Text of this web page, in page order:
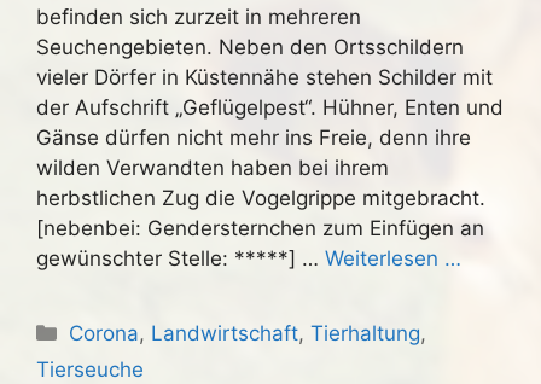
befinden sich zurzeit in mehreren
Seuchengebieten. Neben den Ortsschildern
vieler Dörfer in Küstennähe stehen Schilder mit
der Aufschrift „Geflügelpest“. Hühner, Enten und
Gänse dürfen nicht mehr ins Freie, denn ihre
wilden Verwandten haben bei ihrem
herbstlichen Zug die Vogelgrippe mitgebracht.
[nebenbei: Gendersternchen zum Einfügen an
gewünschter Stelle: *****] … Weiterlesen …
Kategorien
Corona, Landwirtschaft,Tierhaltung,
Tierseuche